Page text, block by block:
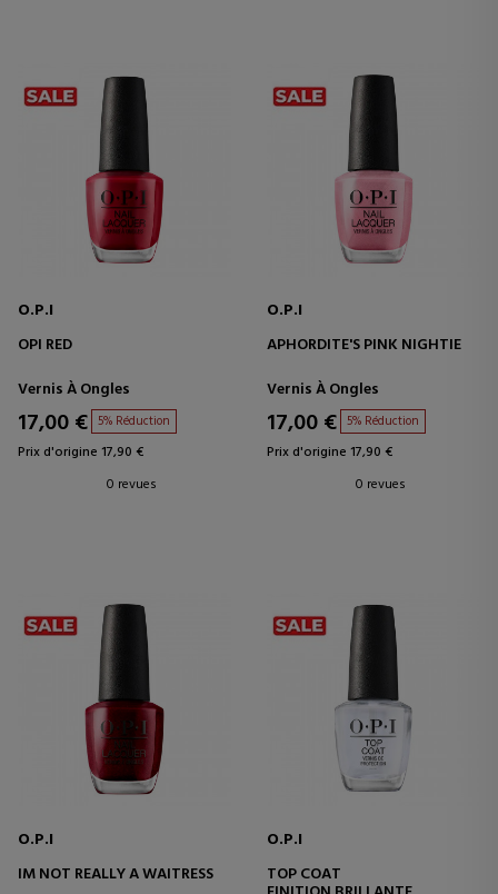
O.P.I
OPI RED
Vernis À Ongles
17,00 € 5% Réduction
Prix d'origine 17,90 €
0 revues
O.P.I
APHORDITE'S PINK NIGHTIE
Vernis À Ongles
17,00 € 5% Réduction
Prix d'origine 17,90 €
0 revues
O.P.I
IM NOT REALLY A WAITRESS
O.P.I
TOP COAT